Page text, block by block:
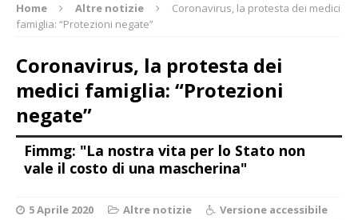
Home Altre notizie
Coronavirus, la protesta dei medici
famiglia: “Protezioni negate”
Coronavirus, la protesta dei
medici famiglia: “Protezioni
negate”
Fimmg: "La nostra vita per lo Stato non
vale il costo di una mascherina"
5 Aprile 2020 Altre notizie Versione accessibile